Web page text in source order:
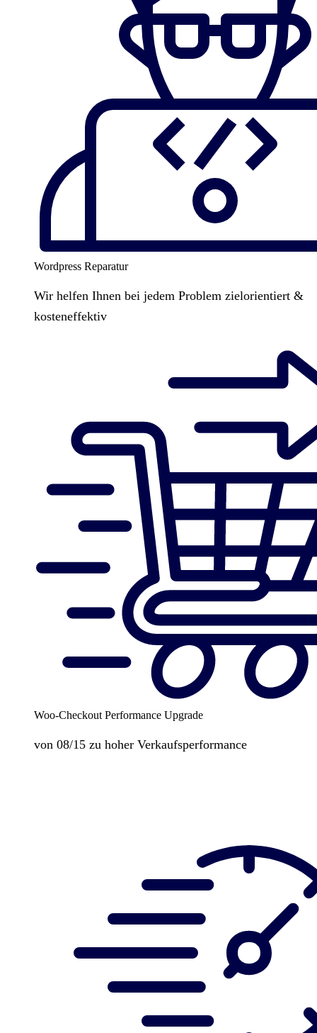
Wordpress Reparatur
Wir helfen Ihnen bei jedem Problem zielorientiert &
kosteneffektiv
Woo-Checkout Performance Upgrade
von 08/15 zu hoher Verkaufsperformance